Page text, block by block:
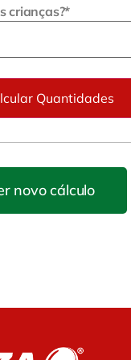
crianças?*
Quantidades
novo cálculo